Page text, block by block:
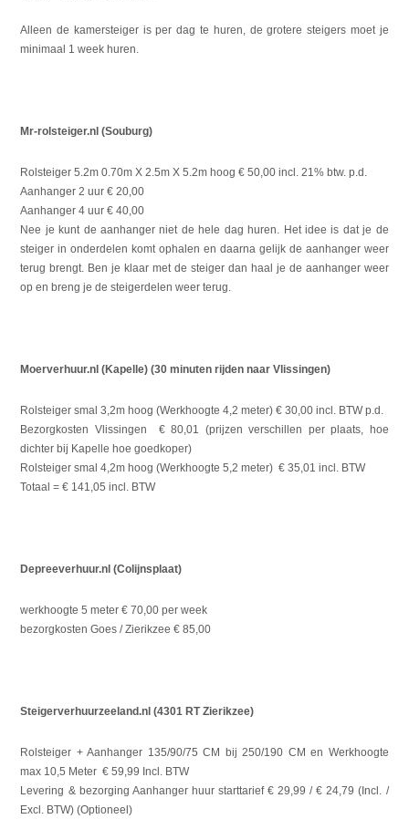
Alleen de kamersteiger is per dag te huren, de grotere steigers moet je
minimaal 1 week huren.
Mr-rolsteiger.nl (Souburg)
Rolsteiger 5.2m 0.70m X 2.5m X 5.2m hoog € 50,00 incl. 21% btw. p.d.
Aanhanger 2 uur € 20,00
Aanhanger 4 uur € 40,00
Nee je kunt de aanhanger niet de hele dag huren. Het idee is dat je de
steiger in onderdelen komt ophalen en daarna gelijk de aanhanger weer
terug brengt. Ben je klaar met de steiger dan haal je de aanhanger weer
op en breng je de steigerdelen weer terug.
Moerverhuur.nl (Kapelle) (30 minuten rijden naar Vlissingen)
Rolsteiger smal 3,2m hoog (Werkhoogte 4,2 meter) € 30,00 incl. BTW p.d.
Bezorgkosten Vlissingen
€ 80,01 (prijzen verschillen per plaats, hoe
dichter bij Kapelle hoe goedkoper)
Rolsteiger smal 4,2m hoog (Werkhoogte 5,2 meter) € 35,01 incl. BTW
Totaal = € 141,05 incl. BTW
Depreeverhuur.nl (Colijnsplaat)
werkhoogte 5 meter € 70,00 per week
bezorgkosten Goes / Zierikzee € 85,00
Steigerverhuurzeeland.nl (4301 RT Zierikzee)
Rolsteiger + Aanhanger 135/90/75 CM bij 250/190 CM en Werkhoogte
max 10,5 Meter € 59,99 Incl. BTW
Levering & bezorging Aanhanger huur starttarief € 29,99 / € 24,79 (Incl. /
Excl. BTW) (Optioneel)